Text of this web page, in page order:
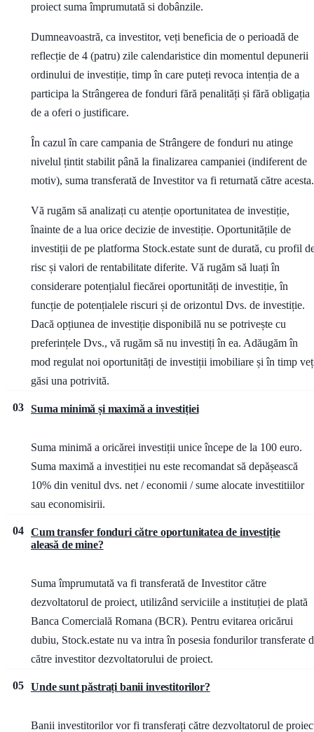
proiect suma împrumutată si dobânzile.
Dumneavoastră, ca investitor, veți beneficia de o perioadă de
reflecție de 4 (patru) zile calendaristice din momentul depunerii
ordinului de investiție, timp în care puteți revoca intenția de a
participa la Strângerea de fonduri fără penalități și fără obligația
de a oferi o justificare.
În cazul în care campania de Strângere de fonduri nu atinge
nivelul țintit stabilit până la finalizarea campaniei (indiferent de
motiv), suma transferată de Investitor va fi returnată către acesta.
Vă rugăm să analizați cu atenție oportunitatea de investiție,
înainte de a lua orice decizie de investiție. Oportunitățile de
investiții de pe platforma Stock.estate sunt de durată, cu profil
risc și valori de rentabilitate diferite. Vă rugăm să luați în
considerare potențialul fiecărei oportunități de investiție, în
funcție de potențialele riscuri și de orizontul Dvs. de investiție.
Dacă opțiunea de investiție disponibilă nu se potrivește cu
preferințele Dvs., vă rugăm să nu investiți în ea. Adăugăm în
mod regulat noi oportunități de investiții imobiliare și în timp
găsi una potrivită.
03 Suma minimă și maximă a investiției
Suma minimă a oricărei investiții unice începe de la 100 euro.
Suma maximă a investiției nu este recomandat să depășească
10% din venitul dvs. net / economii / sume alocate investitiilor
sau economisirii.
04 Cum transfer fonduri către oportunitatea de investiție
aleasă de mine?
Suma împrumutată va fi transferată de Investitor către
dezvoltatorul de proiect, utilizând serviciile a instituției de plată
Banca Comercială Romana (BCR). Pentru evitarea oricărui
dubiu, Stock.estate nu va intra în posesia fondurilor transferate
către investitor dezvoltatorului de proiect.
05 Unde sunt păstrați banii investitorilor?
Banii investitorilor vor fi transferați către dezvoltatorul de